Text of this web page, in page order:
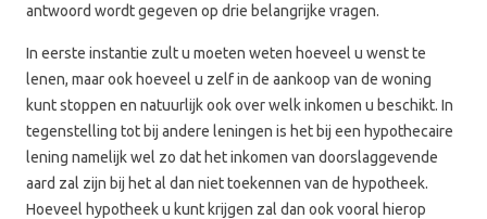
antwoord wordt gegeven op drie belangrijke vragen.
In eerste instantie zult u moeten weten hoeveel u wenst te
lenen, maar ook hoeveel u zelf in de aankoop van de woning
kunt stoppen en natuurlijk ook over welk inkomen u beschikt. In
tegenstelling tot bij andere leningen is het bij een hypothecaire
lening namelijk wel zo dat het inkomen van doorslaggevende
aard zal zijn bij het al dan niet toekennen van de hypotheek.
Hoeveel hypotheek u kunt krijgen zal dan ook vooral hierop